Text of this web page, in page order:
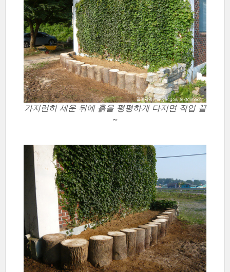
가지런히 세운 뒤에 흙을 평평하게 다지면 작업 끝
~